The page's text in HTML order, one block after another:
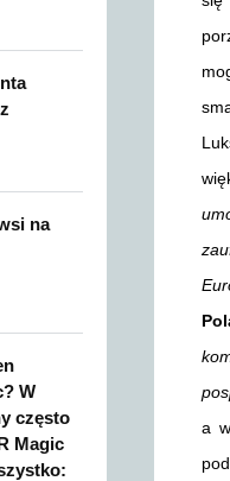
a
na
W
często
Magic